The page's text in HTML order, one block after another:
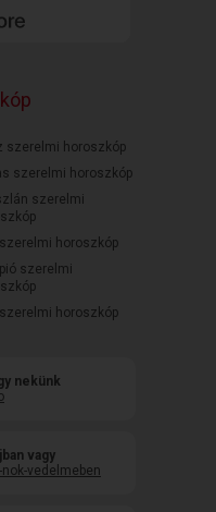
szerelmi horoszkóp
szerelmi horoszkóp
szerelmi
horoszkóp
szerelmi
szerelmi horoszkóp
nekünk
vagy
vedelmeben